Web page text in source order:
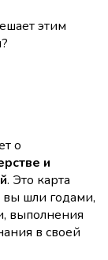
этим
о
и
. Это карта
шли годами,
выполнения
в своей